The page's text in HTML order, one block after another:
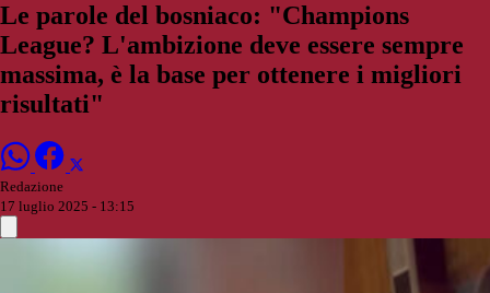
Le parole del bosniaco: "Champions
League? L'ambizione deve essere sempre
massima, è la base per ottenere i migliori
risultati"
Redazione
17 luglio 2025 - 13:15